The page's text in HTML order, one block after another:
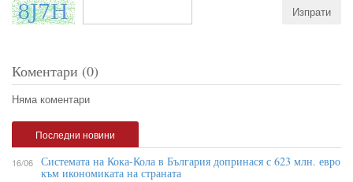
Коментари (0)
Няма коментари
Последни новини
16/06 Системата на Кока-Кола в България допринася с 623 млн. евро
към икономиката на страната